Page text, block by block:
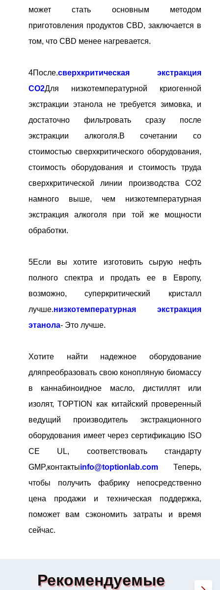
может стать основным методом
приготовления продуктов CBD, заключается в
том, что CBD менее нагревается.
4После.сверхкритическая экстракция
CO2Для низкотемпературной криогенной
экстракции этанола не требуется зимовка, и
достаточно фильтровать сразу после
экстракции алкоголя.В сочетании со
стоимостью сверхкритического оборудования,
стоимость оборудования и стоимость труда
сверхкритической линии производства CO2
намного выше, чем низкотемпературная
экстракция алкоголя при той же мощности
обработки.
5Если вы хотите изготовить сырую нефть
полного спектра и продать ее в Европу,
возможно, суперкритический кристалл
лучше.низкотемпературная экстракция
этанола- Это лучше.
Хотите найти надежное оборудование
дляпреобразовать свою конопляную биомассу
в каннабиноидное масло, дистиллят или
изолят, TOPTION как китайский проверенный
ведущий производитель экстракционного
оборудования имеет через сертификацию ISO
CE UL, соответствовать стандарту
GMP,контактыinfo@toptionlab.com
Теперь,
чтобы получить фабрику непосредственно
цена продажи и техническая поддержка,
поможет вам сэкономить затраты и время
сейчас.
Рекомендуемые